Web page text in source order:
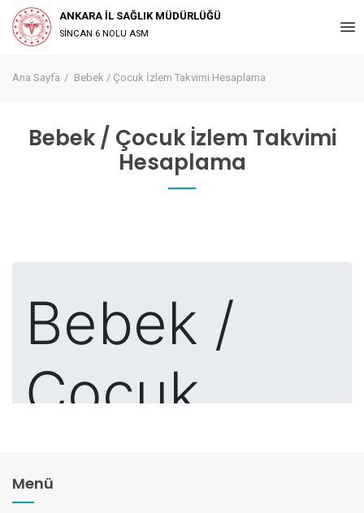
ANKARA İL SAĞLIK MÜDÜRLÜĞÜ
SİNCAN 6 NOLU ASM
Ana Sayfa Bebek / Çocuk İzlem Takvimi Hesaplama
Bebek / Çocuk İzlem Takvimi
Hesaplama
Menü